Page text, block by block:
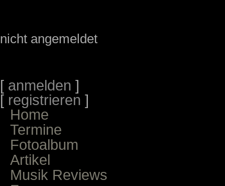
nicht angemeldet
[ anmelden ]
[ registrieren ]
Home
Termine
Fotoalbum
Artikel
Musik Reviews